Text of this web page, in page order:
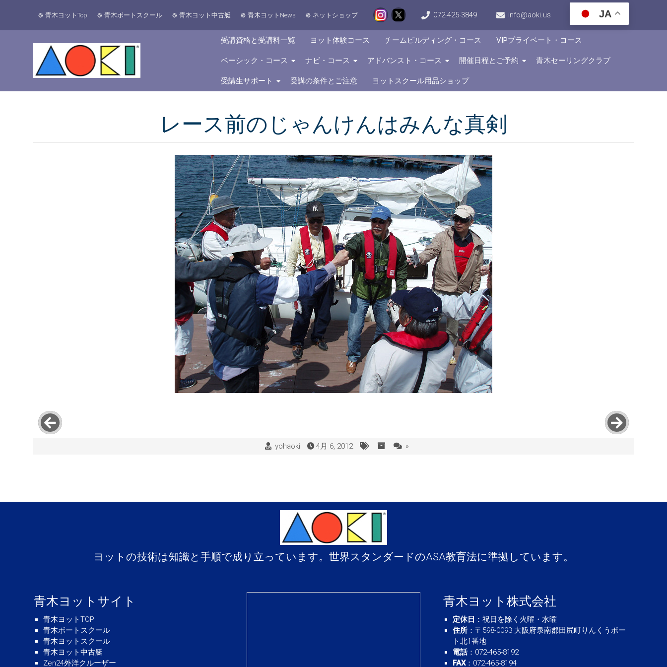
青木ヨットTop 青木ボートスクール 青木ヨット中古艇 青木ヨットNews ネットショップ 072-425-3849 info@aoki.us JA
受講資格と受講料一覧 ヨット体験コース チームビルディング・コース VIPプライベート・コース
ベーシック・コース ナビ・コース アドバンスト・コース 開催日程とご予約 青木セーリングクラブ
受講生サポート 受講の条件とご注意 ヨットスクール用品ショップ
レース前のじゃんけんはみんな真剣
yohaoki 4月 6, 2012 »
ヨットの技術は知識と手順で成り立っています。世界スタンダードのASA教育法に準拠しています。
青木ヨットサイト
青木ヨットTOP
青木ボートスクール
青木ヨットスクール
青木ヨット中古艇
Zen24外洋クルーザー
青木ヨット株式会社
定休日 ：祝日を除く火曜・水曜
住所 ：〒598-0093 大阪府泉南郡田尻町りんくうポー
ト北1番地
電話：072-465-8192
FAX：072-465-8194